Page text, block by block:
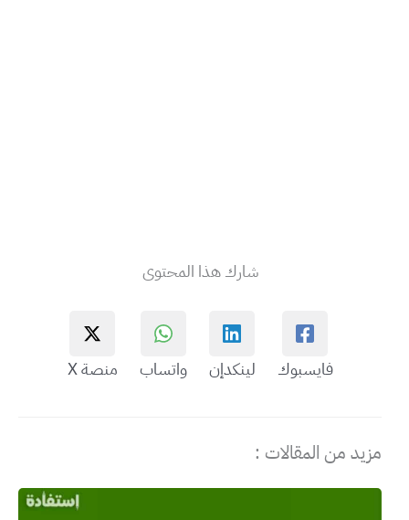
شارك هذا المحتوى
فايسبوك لينكدإن واتساب منصة X
مزيد من المقالات :